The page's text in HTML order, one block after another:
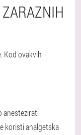
Kod ovakvih
anestezirati
koristi analgetska